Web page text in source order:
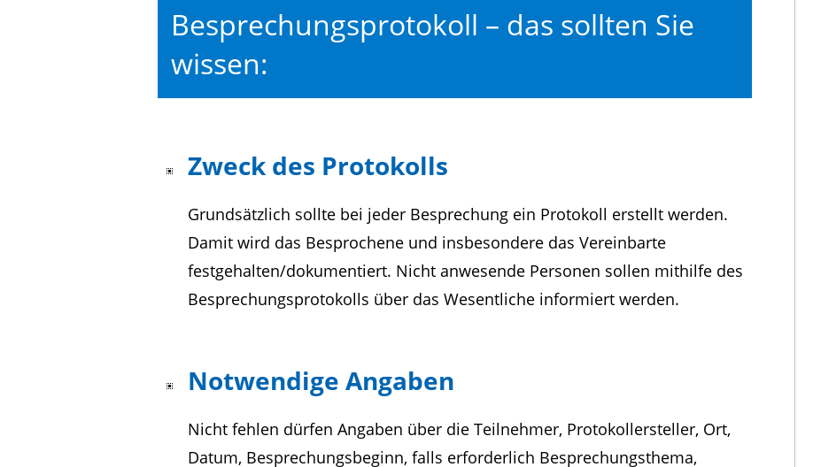
Besprechungsprotokoll – das sollten Sie
wissen:
Zweck des Protokolls
Grundsätzlich sollte bei jeder Besprechung ein Protokoll erstellt werden.
Damit wird das Besprochene und insbesondere das Vereinbarte
festgehalten/dokumentiert. Nicht anwesende Personen sollen mithilfe des
Besprechungsprotokolls über das Wesentliche informiert werden.
Notwendige Angaben
Nicht fehlen dürfen Angaben über die Teilnehmer, Protokollersteller, Ort,
Datum, Besprechungsbeginn, falls erforderlich Besprechungsthema,